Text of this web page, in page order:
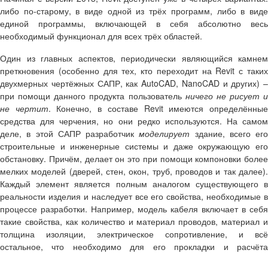
либо по-старому, в виде одной из трёх программ, либо в виде
единой программы, включающей в себя абсолютно весь
необходимый функционал для всех трёх областей.
Один из главных аспектов, периодически являющийся камнем
преткновения (особенно для тех, кто переходит на Revitс таких
двухмерных чертёжных САПР, как AutoCAD, NanoCAD и других) –
при помощи данного продукта пользователь ничего не рисует и
не чертит. Конечно, в составе Revit имеются определённые
средства для черчения, но они редко используются. На самом
деле, в этой САПР разработчикмоделирует здание, всего его
строительные и инженерные системы и даже окружающую его
обстановку. Причём, делает он это при помощи компоновки более
мелких моделей (дверей, стен, окон, труб, проводов и так далее).
Каждый элемент является полным аналогом существующего в
реальности изделия и наследует все его свойства, необходимые в
процессе разработки. Например, модель кабеля включает в себя
такие свойства, как количество и материал проводов, материал и
толщина изоляции, электрическое сопротивление, и всё
остальное, что необходимо для его прокладки и расчёта